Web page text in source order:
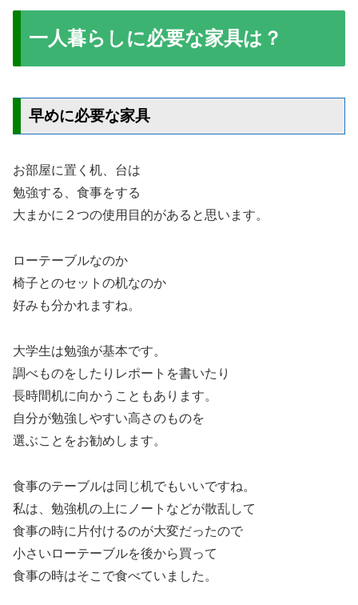
一人暮らしに必要な家具は？
早めに必要な家具
お部屋に置く机、台は
勉強する、食事をする
大まかに２つの使用目的があると思います。
ローテーブルなのか
椅子とのセットの机なのか
好みも分かれますね。
大学生は勉強が基本です。
調べものをしたりレポートを書いたり
長時間机に向かうこともあります。
自分が勉強しやすい高さのものを
選ぶことをお勧めします。
食事のテーブルは同じ机でもいいですね。
私は、勉強机の上にノートなどが散乱して
食事の時に片付けるのが大変だったので
小さいローテーブルを後から買って
食事の時はそこで食べていました。